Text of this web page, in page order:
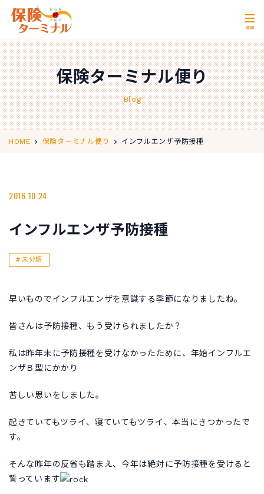
MENU
ホーム Home
私たちの強み Our Strength
無料相談 Consultation
取扱保険会社 Insurance Companies
店舗情報
0120-11-2287
保険ターミナル便り
Blog
HOME 保険ターミナル便り インフルエンザ予防接種
2016.10.24
インフルエンザ予防接種
未分類
早いものでインフルエンザを意識する季節になりましたね。
皆さんは予防接種、もう受けられましたか？
私は昨年末に予防接種を受けなかったために、年始インフルエ
ンザＢ型にかかり
苦しい思いをしました。
起きていてもツライ、寝ていてもツライ、本当にきつかったで
す。
そんな昨年の反省も踏まえ、今年は絶対に予防接種を受けると
誓っています